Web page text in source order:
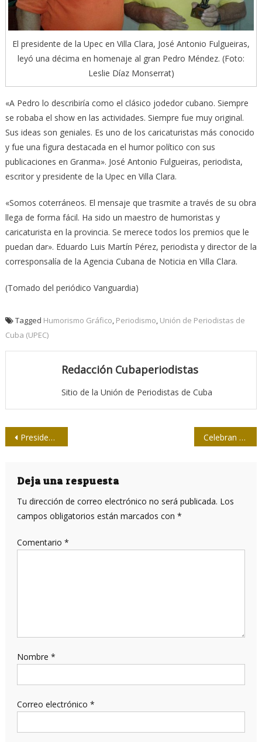
El presidente de la Upec en Villa Clara, José Antonio Fulgueiras,
leyó una décima en homenaje al gran Pedro Méndez. (Foto:
Leslie Díaz Monserrat)
«A Pedro lo describiría como el clásico jodedor cubano. Siempre
se robaba el show en las actividades. Siempre fue muy original.
Sus ideas son geniales. Es uno de los caricaturistas más conocido
y fue una figura destacada en el humor político con sus
publicaciones en Granma». José Antonio Fulgueiras, periodista,
escritor y presidente de la Upec en Villa Clara.
«Somos coterráneos. El mensaje que trasmite a través de su obra
llega de forma fácil. Ha sido un maestro de humoristas y
caricaturista en la provincia. Se merece todos los premios que le
puedan dar». Eduardo Luis Martín Pérez, periodista y director de la
corresponsalía de la Agencia Cubana de Noticia en Villa Clara.
(Tomado del periódico Vanguardia)
Tagged Humorismo Gráfico, Periodismo, Unión de Periodistas de
Cuba (UPEC)
Redacción Cubaperiodistas
Sitio de la Unión de Periodistas de Cuba
Navegación
entradas
Presidente cubano examina programas de empleo y de inversiones en el país Celebran primer encuentro de delegados al X Congreso de la UPEC
Deja una respuesta
Tu dirección de correo electrónico no será publicada. Los
campos obligatorios están marcados con *
Comentario *
Nombre *
Correo electrónico *